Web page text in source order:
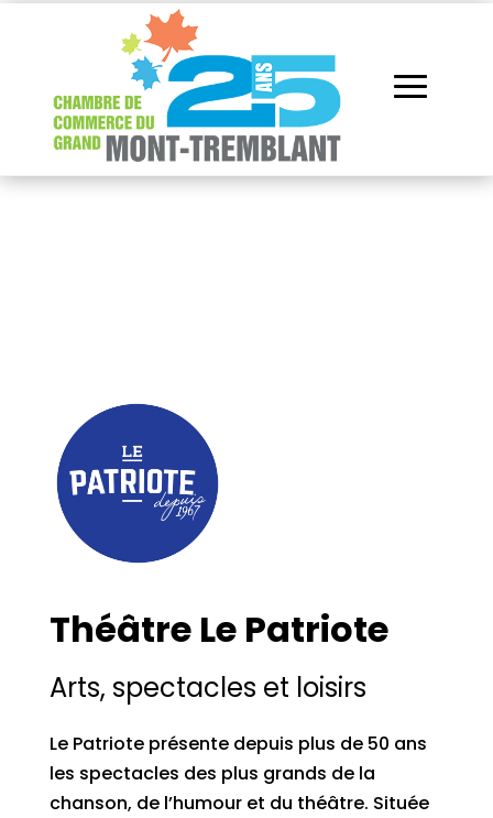
Théâtre Le Patriote
Arts, spectacles et loisirs
Le Patriote présente depuis plus de 50 ans
les spectacles des plus grands de la
chanson, de l’humour et du théâtre. Située